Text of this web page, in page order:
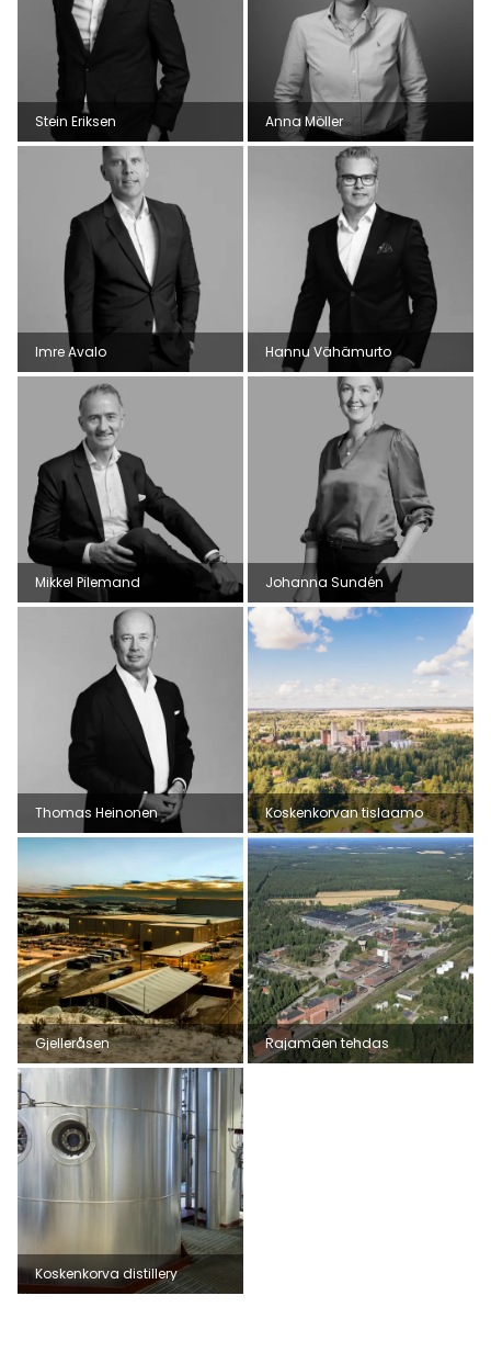
Stein Eriksen Anna Möller
Imre Avalo Hannu Vähämurto
Mikkel Pilemand Johanna Sundén
Thomas Heinonen Koskenkorvan tislaamo
Gjelleråsen Rajamäen tehdas
Koskenkorva distillery